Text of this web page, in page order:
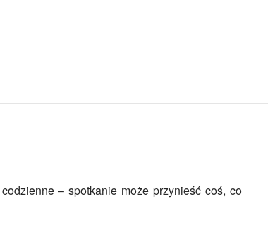
– spotkanie może przynieść coś, co